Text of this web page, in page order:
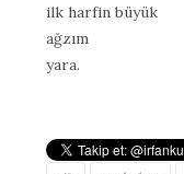
ilk harfin büyük
ağzım
yara.